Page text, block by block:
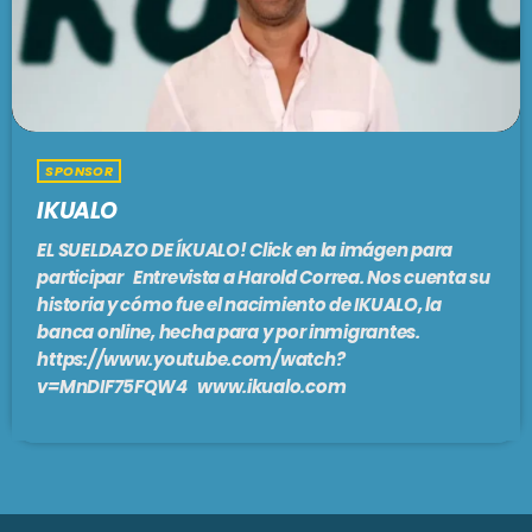
BARCELONA
PODCASTS
EN VIVO AHORA!
SPONSOR
IKUALO
EL SUELDAZO DE ÍKUALO! Click en la imágen para
participar Entrevista a Harold Correa. Nos cuenta su
historia y cómo fue el nacimiento de IKUALO, la
banca online, hecha para y por inmigrantes.
https://www.youtube.com/watch?
v=MnDIF75FQW4 www.ikualo.com